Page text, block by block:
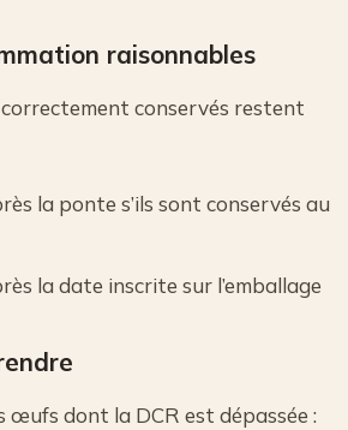
raisonnables
conservés restent
la ponte s’ils sont conservés au
la date inscrite sur l’emballage
œufs dont la DCR est dépassée :